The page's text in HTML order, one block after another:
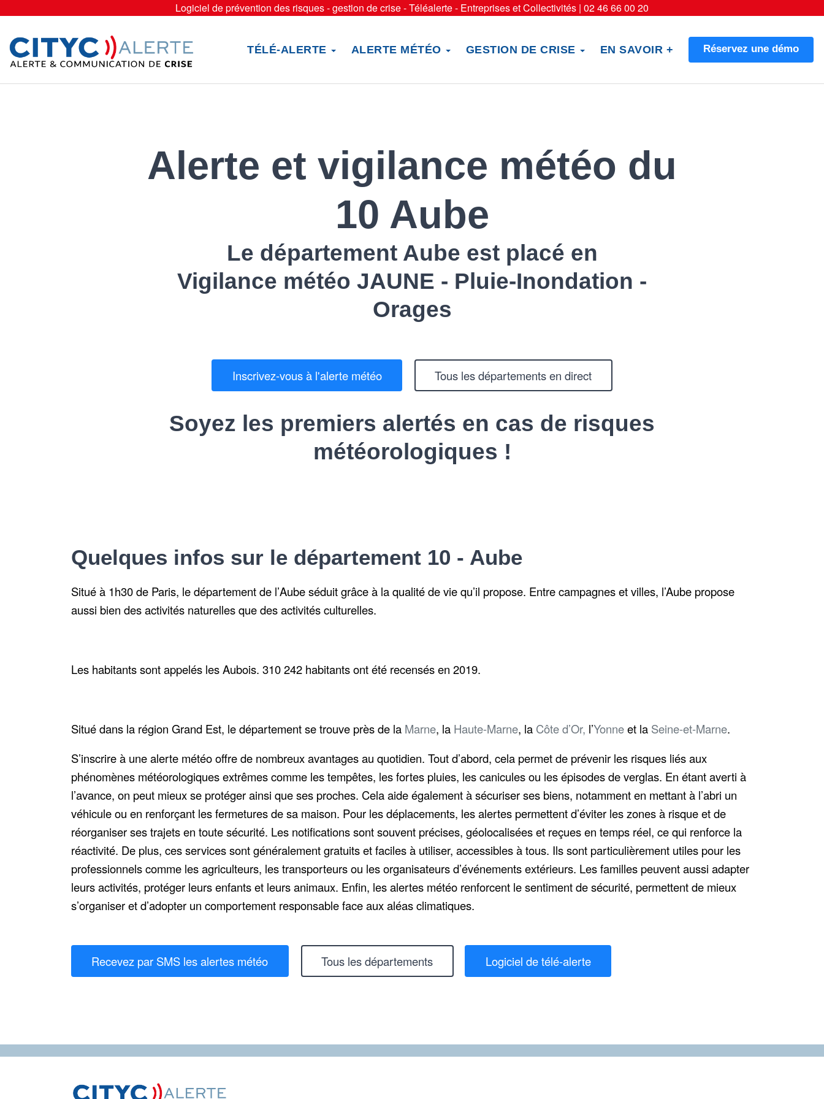
Logiciel de prévention des risques - gestion de crise - Téléalerte - Entreprises et Collectivités | 02 46 66 00 20
TÉLÉ-ALERTE ALERTE MÉTÉO GESTION DE CRISE EN SAVOIR + Réservez une démo
Alerte et vigilance météo du
10 Aube
Le département Aube est placé en
Vigilance météo JAUNE - Pluie-Inondation -
Orages
Inscrivez-vous à l'alerte météo Tous les départements en direct
Soyez les premiers alertés en cas de risques
météorologiques !
Quelques infos sur le département 10 - Aube
Situé à1h30 de Paris, le département de l’Aubeséduit grâce à laqualité de viequ’il propose. Entre campagnes et villes, l’Aube propose
aussi bien desactivités naturellesque desactivités culturelles.
Les habitants sont appelés lesAubois. 310 242 habitantsont été recensés en 2019.
Situé dans la région Grand Est, le département se trouve près de la Marne, la Haute-Marne, la Côte d’Or, l’Yonneet la Seine-et-Marne.
S’inscrire à une alerte météo offre de nombreux avantages au quotidien. Tout d’abord, cela permet de prévenir les risques liés aux
phénomènes météorologiques extrêmes comme les tempêtes, les fortes pluies, les canicules ou les épisodes de verglas. En étant averti à
l’avance, on peut mieux se protéger ainsi que ses proches. Cela aide également à sécuriser ses biens, notamment en mettant à l’abri un
véhicule ou en renforçant les fermetures de sa maison. Pour les déplacements, les alertes permettent d’éviter les zones à risque et de
réorganiser ses trajets en toute sécurité. Les notifications sont souvent précises, géolocalisées et reçues en temps réel, ce qui renforce la
réactivité. De plus, ces services sont généralement gratuits et faciles à utiliser, accessibles à tous. Ils sont particulièrement utiles pour les
professionnels comme les agriculteurs, les transporteurs ou les organisateurs d’événements extérieurs. Les familles peuvent aussi adapter
leurs activités, protéger leurs enfants et leurs animaux. Enfin, les alertes météo renforcent le sentiment de sécurité, permettent de mieux
s’organiser et d’adopter un comportement responsable face aux aléas climatiques.
Recevez par SMS les alertes météo Tous les départements Logiciel de télé-alerte